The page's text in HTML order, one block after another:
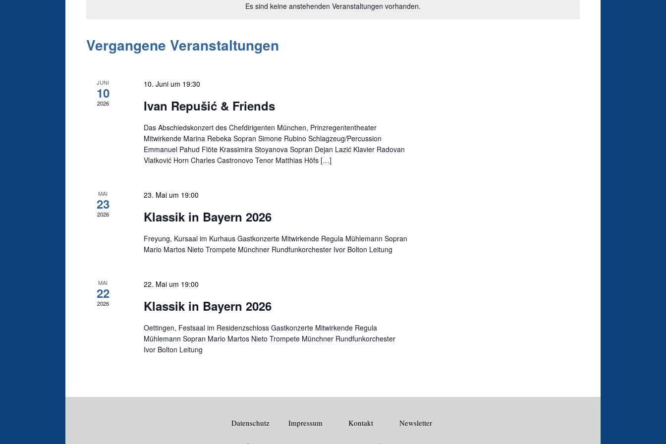
Es sind keine anstehenden Veranstaltungen vorhanden.
KALENDER
VON
Vergangene Veranstaltungen
JUNI
10
2026
10. Juni um 19:30
Ivan Repušić & Friends
Das Abschiedskonzert des Chefdirigenten München, Prinzregententheater
Mitwirkende Marina Rebeka Sopran Simone Rubino Schlagzeug/Percussion
Emmanuel Pahud Flöte Krassimira Stoyanova Sopran Dejan Lazić Klavier Radovan
Vlatković Horn Charles Castronovo Tenor Matthias Höfs […]
MAI
23
2026
23. Mai um 19:00
Klassik in Bayern 2026
Freyung, Kursaal im Kurhaus Gastkonzerte Mitwirkende Regula Mühlemann Sopran
Mario Martos Nieto Trompete Münchner Rundfunkorchester Ivor Bolton Leitung
MAI
22
2026
22. Mai um 19:00
Klassik in Bayern 2026
Oettingen, Festsaal im Residenzschloss Gastkonzerte Mitwirkende Regula
Mühlemann Sopran Mario Martos Nieto Trompete Münchner Rundfunkorchester
Ivor Bolton Leitung
Datenschutz Impressum Kontakt Newsletter